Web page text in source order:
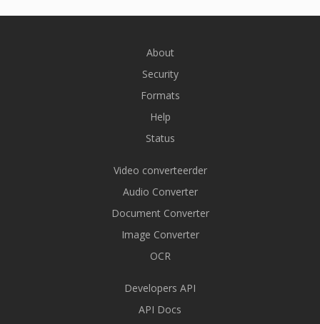
About
Security
Formats
Help
Status
Video converteerder
Audio Converter
Document Converter
Image Converter
OCR
Developers API
API Docs